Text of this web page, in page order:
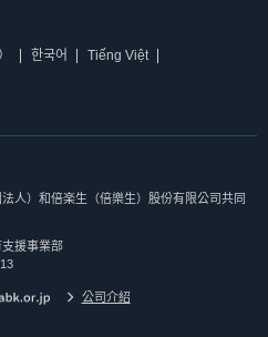
한국어
Tiếng Việt
人）和倍楽生（倍樂生）股份有限公司共同
援事業部
公司介紹